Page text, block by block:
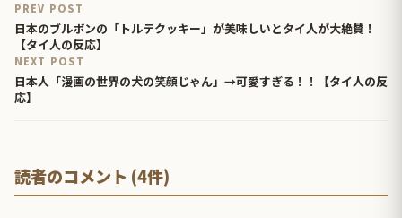
PREV POST
日本のブルボンの「トルテクッキー」が美味しいとタイ人が大絶賛！
【タイ人の反応】
NEXT POST
日本人「漫画の世界の犬の笑顔じゃん」→可愛すぎる！！【タイ人の反
応】
読者のコメント (4件)